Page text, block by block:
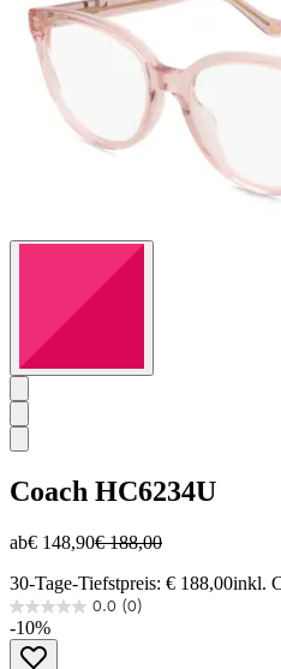
Coach HC6234U
ab€ 148,90€ 188,00
30-Tage-Tiefstpreis: € 188,00inkl.
0.0 (0)
0.0
von
-10%